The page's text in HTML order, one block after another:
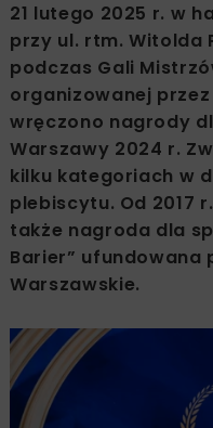
21 lutego 2025 r. w
przy ul. rtm. Witolda
podczas Gali
organizowanej
wręczono nagrody
Warszawy 2024 r.
kilku kategoriach w
plebiscytu. Od 2017
także nagroda dla
Barier” ufundowana
Warszawskie.